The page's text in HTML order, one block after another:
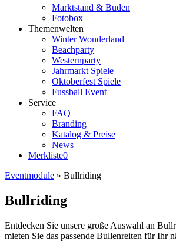
Marktstand & Buden
Fotobox
Themenwelten
Winter Wonderland
Beachparty
Westernparty
Jahrmarkt Spiele
Oktoberfest Spiele
Fussball Event
Service
FAQ
Branding
Katalog & Preise
News
Merkliste0
Eventmodule » Bullriding
Bullriding
Entdecken Sie unsere große Auswahl an
mieten Sie das passende Bullenreiten für Ihr